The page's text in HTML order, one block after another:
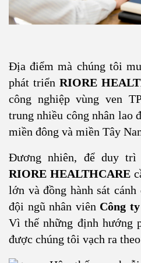
Địa điểm mà chúng tôi
phát triển RIORE
công nghiệp vùng ven
trung nhiều công nhân lao
miền đông và miền Tây
Đương nhiên, để duy trì
RIORE HEALTHCARE
lớn và đồng hành sát
đội ngũ nhân viên Công
Vì thế những định hướng
được chúng tôi vạch ra